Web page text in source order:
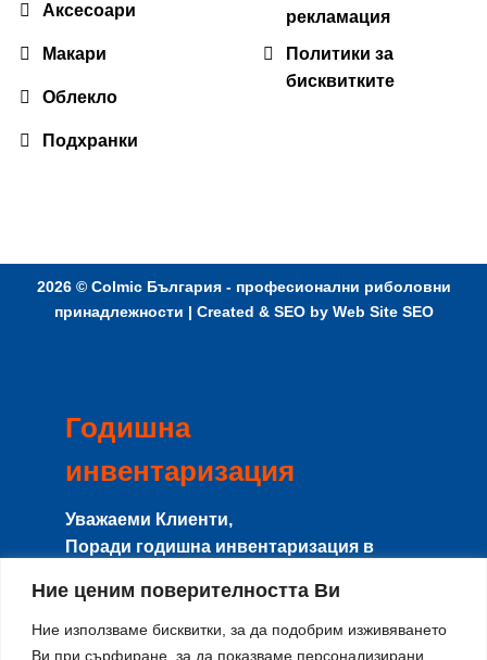
Ние ценим поверителността Ви
Ние използваме бисквитки, за да подобрим изживяването
Ви при сърфиране, за да показваме персонализирани
Аксесоари
Макари
Облекло
Подхранки
рекламация
Политики за
бисквитките
2026 © Colmic България - професионални риболовни
принадлежности | Created & SEO by Web Site SEO
Годишна
инвентаризация
Уважаеми Клиенти,
Поради годишна инвентаризация в
няма да работят с клиенти, и няма да се
изпращат поръчки.
Направените поръчки в този период ще